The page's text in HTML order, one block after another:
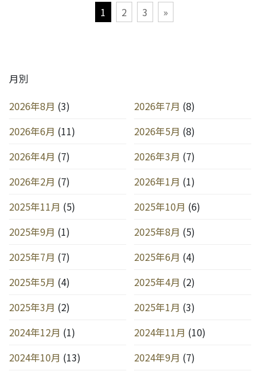
投
稿
り
1 2 3 »
月別
2026年8月 (3) 2026年7月 (8)
2026年6月 (11) 2026年5月 (8)
2026年4月 (7) 2026年3月 (7)
2026年2月 (7) 2026年1月 (1)
2025年11月 (5) 2025年10月 (6)
2025年9月 (1) 2025年8月 (5)
2025年7月 (7) 2025年6月 (4)
2025年5月 (4) 2025年4月 (2)
2025年3月 (2) 2025年1月 (3)
2024年12月 (1) 2024年11月 (10)
2024年10月 (13) 2024年9月 (7)